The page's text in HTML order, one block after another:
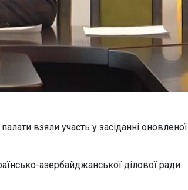
взяли участь у засіданні оновленої
азербайджанської ділової ради